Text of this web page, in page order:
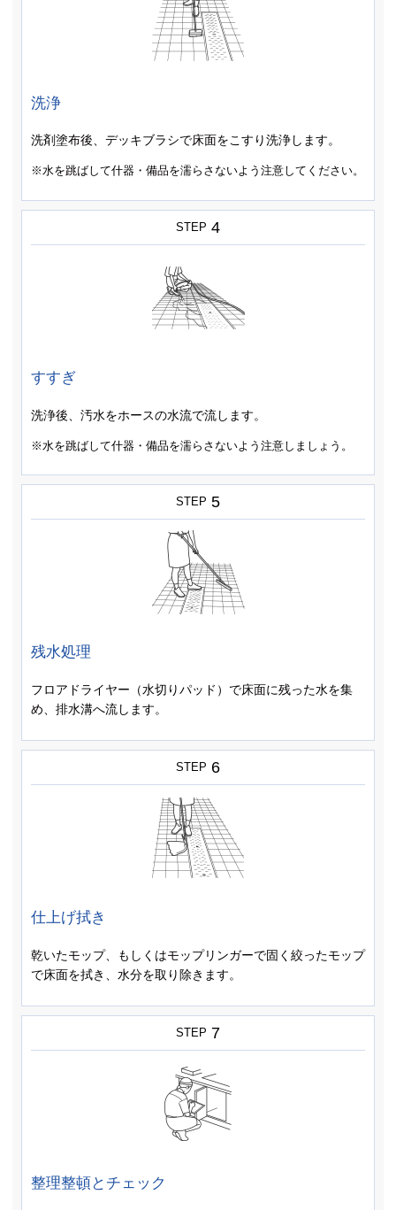
洗浄
洗剤塗布後、デッキブラシで床面をこすり洗浄します。
※水を跳ばして什器・備品を濡らさないよう注意してください。
STEP 4
すすぎ
洗浄後、汚水をホースの水流で流します。
※水を跳ばして什器・備品を濡らさないよう注意しましょう。
STEP 5
残水処理
フロアドライヤー（水切りパッド）で床面に残った水を集
め、排水溝へ流します。
STEP 6
仕上げ拭き
乾いたモップ、もしくはモップリンガーで固く絞ったモップ
で床面を拭き、水分を取り除きます。
STEP 7
整理整頓とチェック